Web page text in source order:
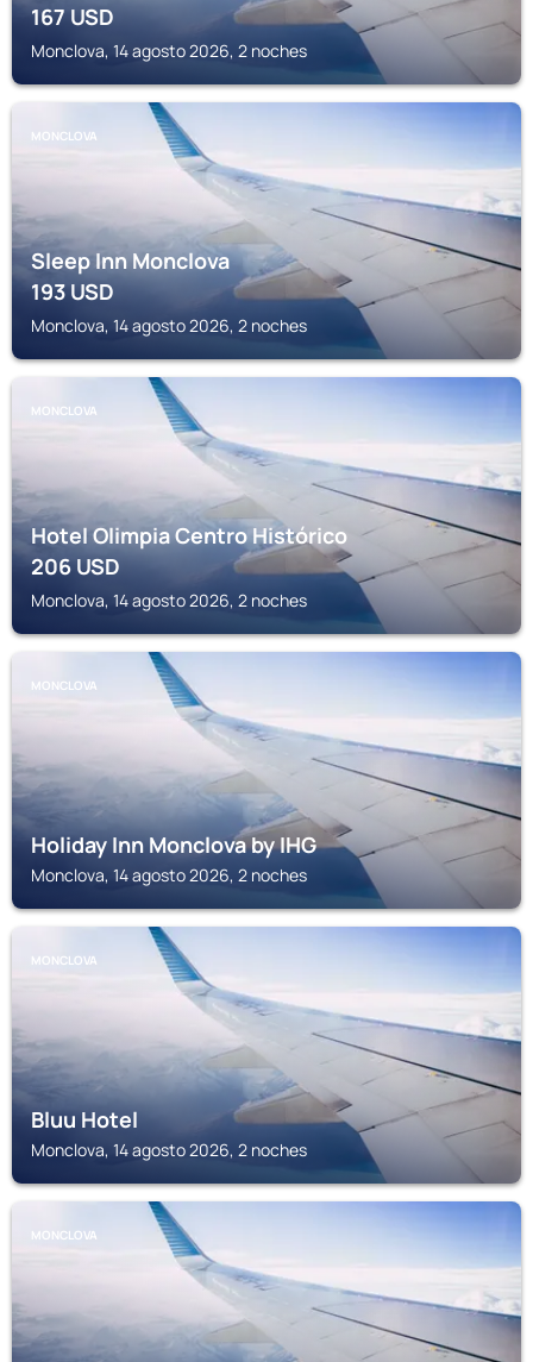
167USD
Monclova, 14 agosto 2026, 2 noches
MONCLOVA
Sleep Inn Monclova
193USD
Monclova, 14 agosto 2026, 2 noches
MONCLOVA
Hotel Olimpia Centro Histórico
206USD
Monclova, 14 agosto 2026, 2 noches
MONCLOVA
Holiday Inn Monclova by IHG
Monclova, 14 agosto 2026, 2 noches
MONCLOVA
Bluu Hotel
Monclova, 14 agosto 2026, 2 noches
MONCLOVA